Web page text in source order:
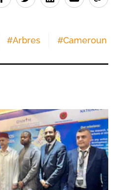
#Arbres #Cameroun